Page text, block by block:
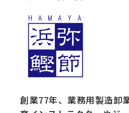
創業77年、業務用製造卸